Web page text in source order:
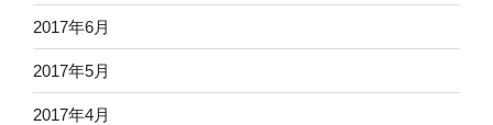
2017年6月
2017年5月
2017年4月